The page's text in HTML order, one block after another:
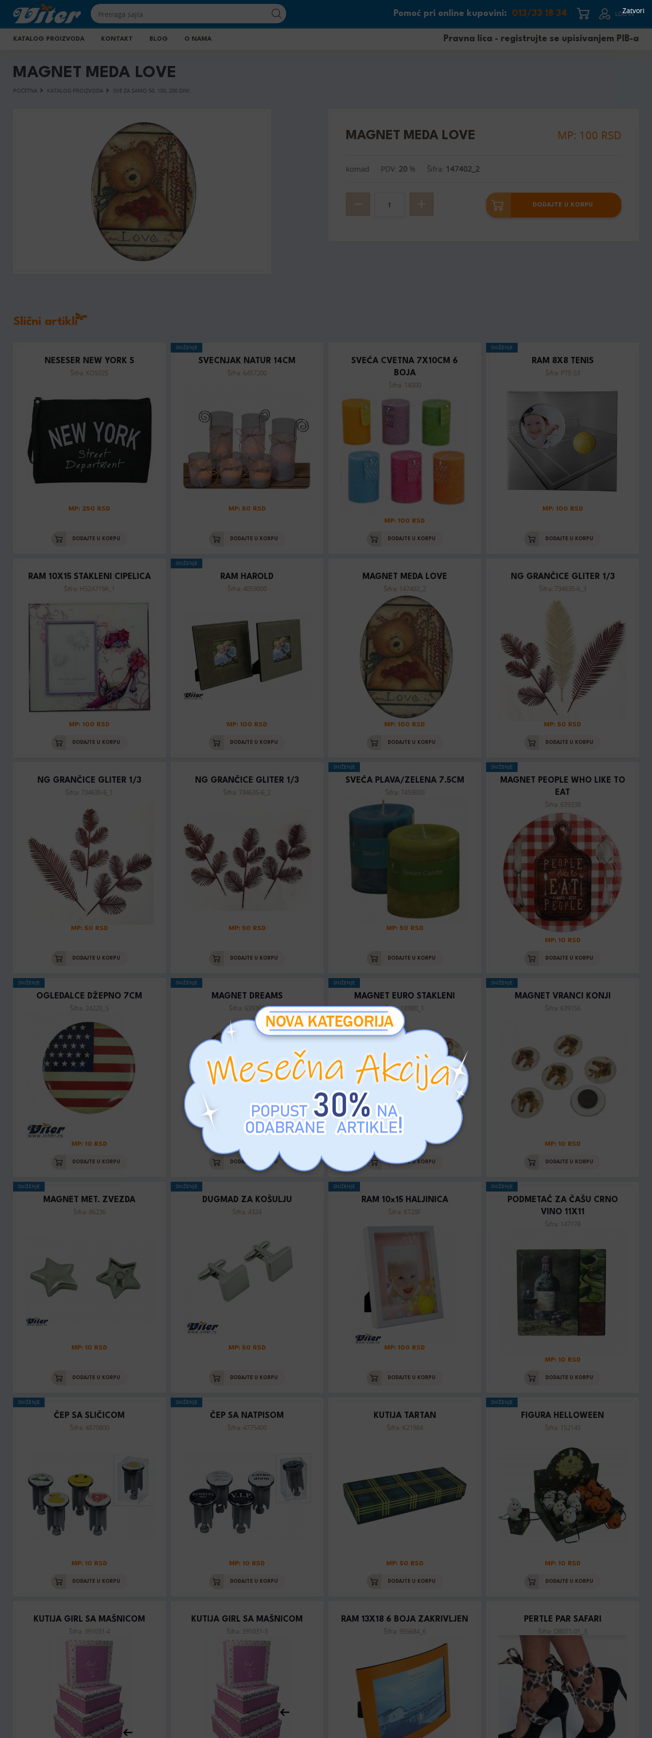
Pomoć pri online kupovini: 013/33 18 34 LOG IN
KATALOG PROIZVODA KONTAKT BLOG O NAMA Pravna lica - registrujte se upisivanjem PIB-a
MAGNET MEDA LOVE
POČETNA KATALOG PROIZVODA SVE ZA SAMO 50, 100, 200 DIN!
MP: 100 RSD
MAGNET MEDA LOVE
komad PDV: 20 % Šifra: 147402_2
DODAJTE U KORPU
Slični artikli
NESESER NEW YORK S
Šifra: KOS02S
MP: 250 RSD
DODAJTE U KORPU
SNIŽENJE
SVECNJAK NATUR 14CM
Šifra: 6457200
MP: 50 RSD
DODAJTE U KORPU
SVEĆA CVETNA 7X10CM 6
BOJA
Šifra: 14000
MP: 100 RSD
DODAJTE U KORPU
SNIŽENJE
RAM 8X8 TENIS
Šifra: PTE-S3
MP: 100 RSD
DODAJTE U KORPU
RAM 10X15 STAKLENI CIPELICA
Šifra: HS24719A_1
MP: 100 RSD
DODAJTE U KORPU
SNIŽENJE
RAM HAROLD
Šifra: 4059000
MP: 100 RSD
DODAJTE U KORPU
MAGNET MEDA LOVE
Šifra: 147402_2
MP: 100 RSD
DODAJTE U KORPU
NG GRANČICE GLITER 1/3
Šifra: 734635-6_3
MP: 50 RSD
DODAJTE U KORPU
NG GRANČICE GLITER 1/3
Šifra: 734635-6_1
MP: 50 RSD
DODAJTE U KORPU
NG GRANČICE GLITER 1/3
Šifra: 734635-6_2
MP: 50 RSD
DODAJTE U KORPU
SNIŽENJE
SVEĆA PLAVA/ZELENA 7.5CM
Šifra: 7459000
MP: 50 RSD
DODAJTE U KORPU
SNIŽENJE
MAGNET PEOPLE WHO LIKE TO
EAT
Šifra: 639338
MP: 10 RSD
DODAJTE U KORPU
SNIŽENJE
OGLEDALCE DŽEPNO 7CM
Šifra: 24220_5
MP: 10 RSD
DODAJTE U KORPU
SNIŽENJE
MAGNET DREAMS
Šifra: 639369
DODAJTE U KORPU
SNIŽENJE
MAGNET EURO STAKLENI
Šifra: 18980_1
DODAJTE U KORPU
SNIŽENJE
MAGNET VRANCI KONJI
Šifra: 639156
MP: 10 RSD
DODAJTE U KORPU
SNIŽENJE
MAGNET MET. ZVEZDA
Šifra: 86236
MP: 10 RSD
DODAJTE U KORPU
SNIŽENJE
DUGMAD ZA KOŠULJU
Šifra: 4324
MP: 50 RSD
DODAJTE U KORPU
SNIŽENJE
RAM 10x15 HALJINICA
Šifra: KT28F
MP: 100 RSD
DODAJTE U KORPU
SNIŽENJE
PODMETAČ ZA ČAŠU CRNO
VINO 11X11
Šifra: 147178
MP: 10 RSD
DODAJTE U KORPU
SNIŽENJE
ČEP SA SLIČICOM
Šifra: 4870800
MP: 10 RSD
DODAJTE U KORPU
SNIŽENJE
ČEP SA NATPISOM
Šifra: 4775400
MP: 10 RSD
DODAJTE U KORPU
KUTIJA TARTAN
Šifra: K21984
MP: 50 RSD
DODAJTE U KORPU
SNIŽENJE
FIGURA HELLOWEEN
Šifra: 152145
MP: 10 RSD
DODAJTE U KORPU
KUTIJA GIRL SA MAŠNICOM
Šifra: 391031-4
KUTIJA GIRL SA MAŠNICOM
Šifra: 391031-3
RAM 13X18 6 BOJA ZAKRIVLJEN
Šifra: 955684_6
PERTLE PAR SAFARI
Šifra: DB071-01_3
Zatvori